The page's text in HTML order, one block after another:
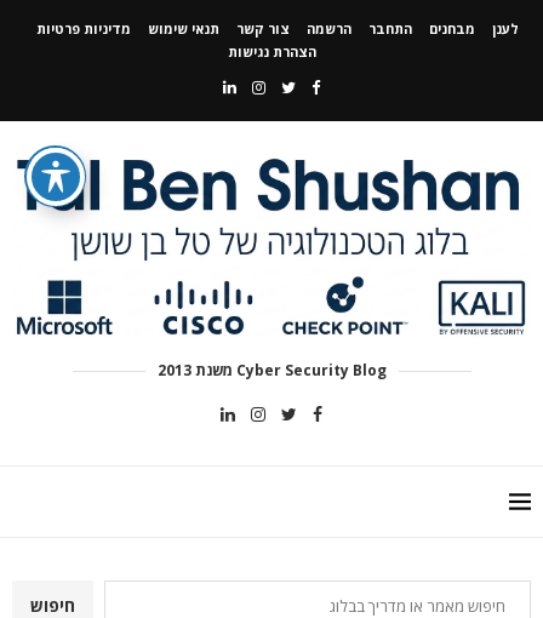
לענן מבחנים התחבר הרשמה צור קשר תנאי שימוש
מדיניות פרטיות
הצהרת נגישות
Cyber Security Blog משנת 2013
חיפוש